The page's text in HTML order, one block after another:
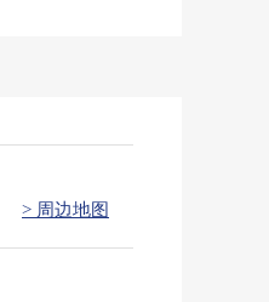
> 周边地图